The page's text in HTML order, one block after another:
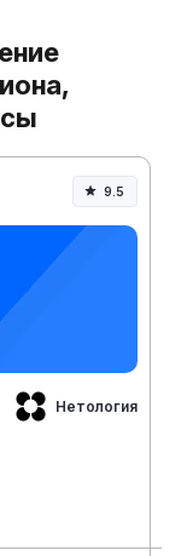
9.5
Нетология